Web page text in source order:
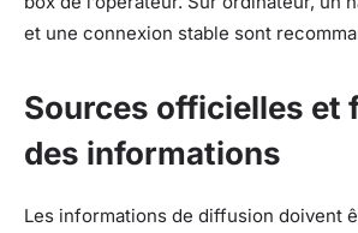
et une connexion stable sont
Sources officielles et
des informations
Les informations de diffusion doivent